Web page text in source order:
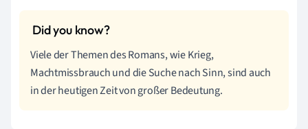
Viele der Themen des Romans, wie Krieg,
Machtmissbrauch und die Suche nach Sinn, sind auch
in der heutigen Zeit von großer Bedeutung.